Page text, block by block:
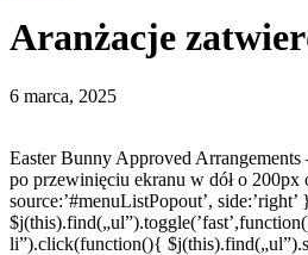
Aranżacje
6 marca, 2025
Easter Bunny Approved
po przewinięciu ekranu w dół o
source:’#menuListPopout’,
li”).click(function(){